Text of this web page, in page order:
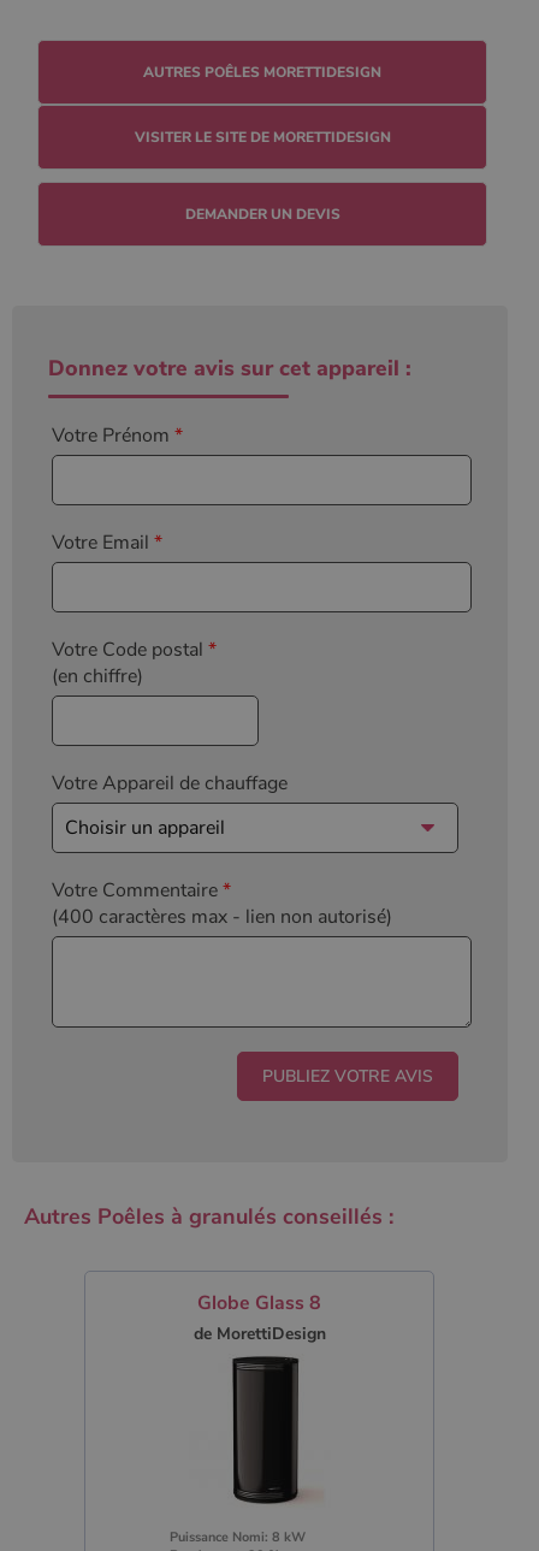
AUTRES POÊLES MORETTIDESIGN
VISITER LE SITE DE MORETTIDESIGN
DEMANDER UN DEVIS
Donnez votre avis sur cet appareil :
Votre Prénom *
Votre Email *
Votre Code postal *
(en chiffre)
Votre Appareil de chauffage
Votre Commentaire*
(400 caractères max - lien non autorisé)
Autres Poêles à granulés conseillés :
Globe Glass 8
de MorettiDesign
Puissance Nomi: 8 kW